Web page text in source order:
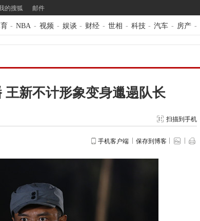
的搜狐 邮件
- NBA - 视频 - 娱谈 - 财经 - 世相 - 科技 - 汽车 - 房产 -
王新不计形象变身邋遢队长
扫描到手机
手机客户端 保存到博客